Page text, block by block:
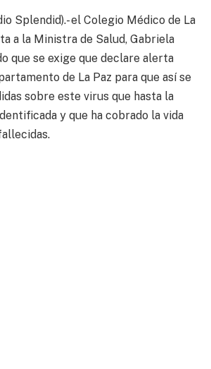
Splendid).- el Colegio Médico de La
a la Ministra de Salud, Gabriela
que se exige que declare alerta
de La Paz para que así se
sobre este virus que hasta la
y que ha cobrado la vida